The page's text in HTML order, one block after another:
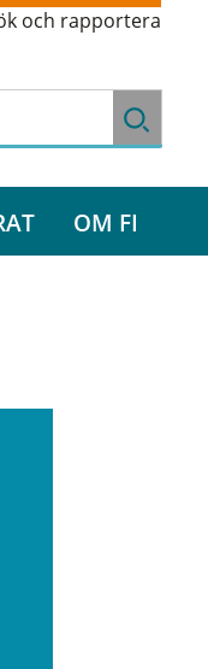
och rapportera
OM FI